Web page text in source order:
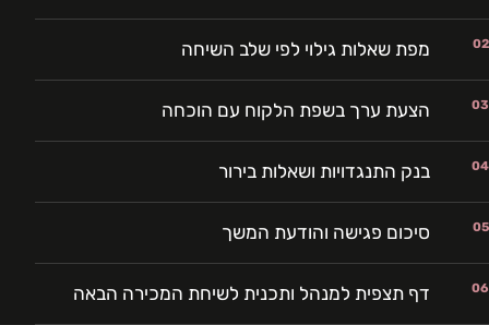
02 מפת שאלות גילוי לפי שלב השיחה
03 הצעת ערך בשפת הלקוח עם הוכחה
04 בנק התנגדויות ושאלות בירור
05 סיכום פגישה והודעת המשך
06 דף תצפית למנהל ותכנית לשיחת המכירה הבאה